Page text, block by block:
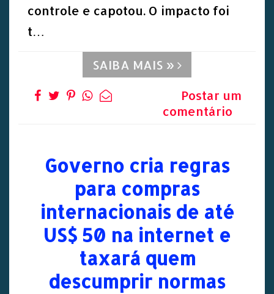
controle e capotou. O impacto foi
t…
SAIBA MAIS »
Postar um
comentário
Governo cria regras
para compras
internacionais de até
US$ 50 na internet e
taxará quem
descumprir normas